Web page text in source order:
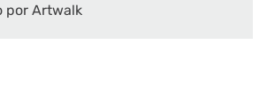
por Artwalk